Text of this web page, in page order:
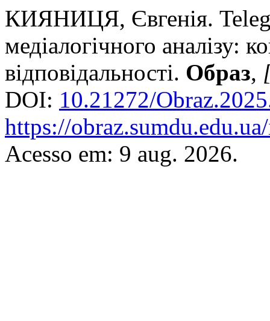
КИЯНИЦЯ, Євгенія.
медіалогічного аналізу:
відповідальності. Образ,
DOI: 10.21272/
https://
Acesso em: 9 aug. 2026.